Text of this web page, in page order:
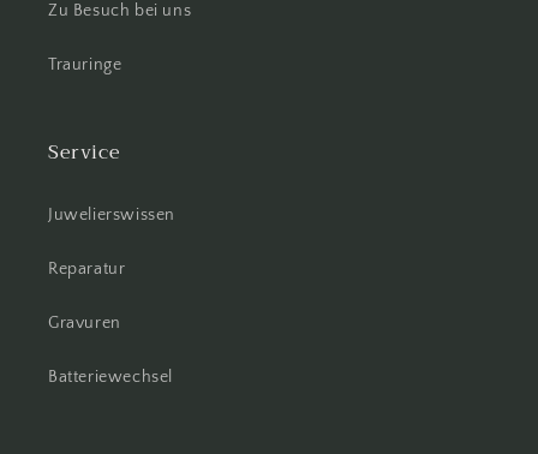
Zu Besuch bei uns
Trauringe
Service
Juwelierswissen
Reparatur
Gravuren
Batteriewechsel